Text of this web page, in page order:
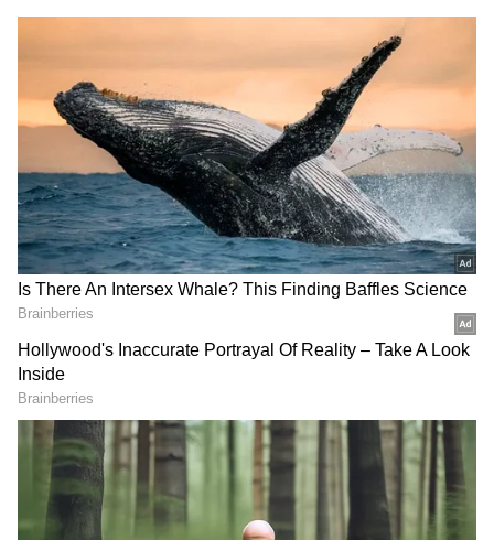
2
Image Credit :Getty
పైలెట్లు ఏం చేస్తారు?